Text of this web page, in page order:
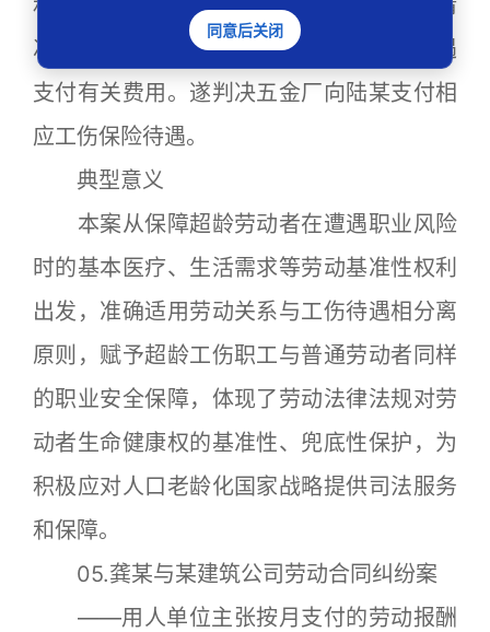
和养老需求。故陆某在已被认定为工伤的情
况下，有权请求用人单位参照工伤保险待遇
支付有关费用。遂判决五金厂向陆某支付相
应工伤保险待遇。
典型意义
本案从保障超龄劳动者在遭遇职业风险
时的基本医疗、生活需求等劳动基准性权利
出发，准确适用劳动关系与工伤待遇相分离
原则，赋予超龄工伤职工与普通劳动者同样
的职业安全保障，体现了劳动法律法规对劳
动者生命健康权的基准性、兜底性保护，为
积极应对人口老龄化国家战略提供司法服务
和保障。
05.龚某与某建筑公司劳动合同纠纷案
——用人单位主张按月支付的劳动报酬
同意后关闭